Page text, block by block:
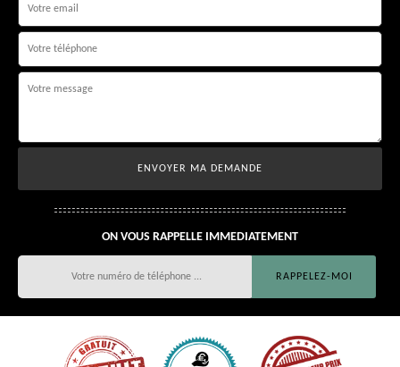
ON VOUS RAPPELLE IMMEDIATEMENT